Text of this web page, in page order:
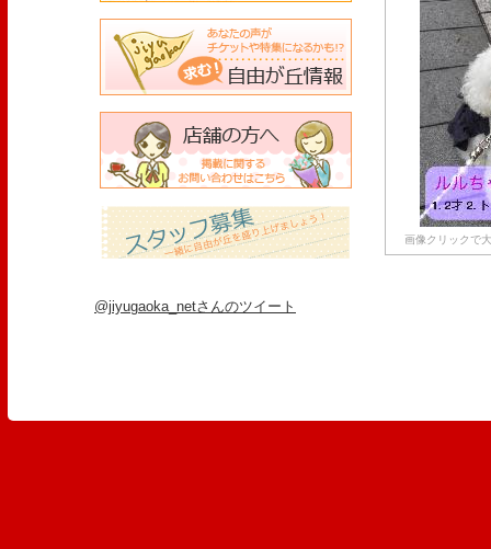
画像クリックで
@jiyugaoka_netさんのツイート